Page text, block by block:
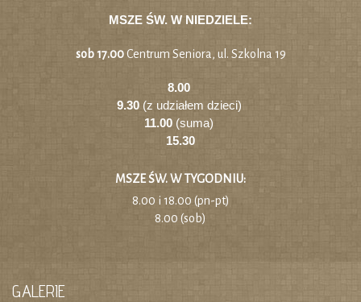
MSZE ŚW. W NIEDZIELE:
sob 17.00Centrum Seniora, ul. Szkolna 19
8.00
9.30(z udziałem dzieci)
11.00 (suma)
15.30
MSZE ŚW. W TYGODNIU:
8.00 i 18.00 (pn-pt)
8.00 (sob)
GALERIE